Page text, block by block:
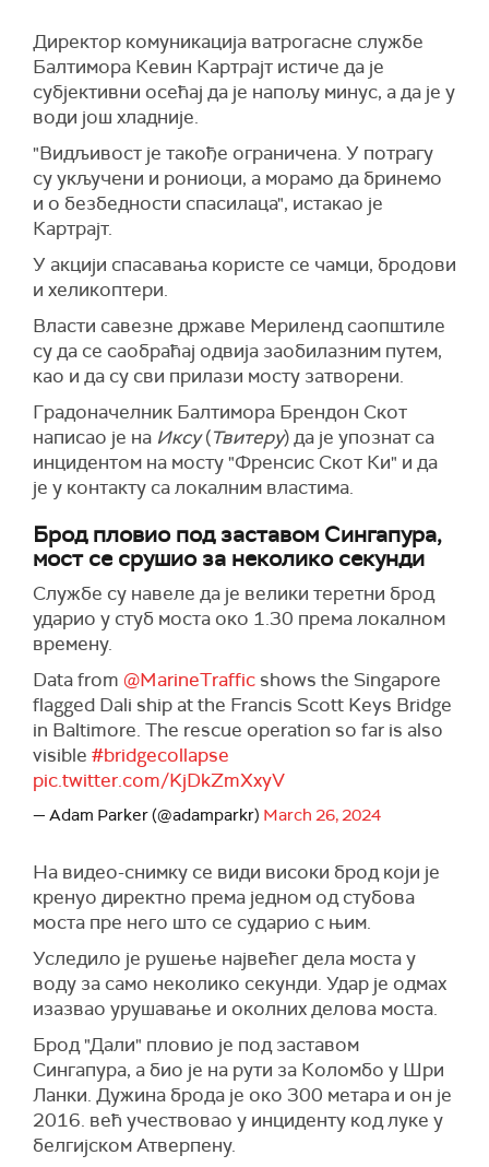
Директор комуникација ватрогасне службе
Балтимора Кевин Картрајт истиче да је
субјективни осећај да је напољу минус, а да је у
води још хладније.
"Видљивост је такође ограничена. У потрагу
су укључени и рониоци, а морамо да бринемо
и о безбедности спасилаца", истакао је
Картрајт.
У акцији спасавања користе се чамци, бродови
и хеликоптери.
Власти савезне државе Мериленд саопштиле
су да се саобраћај одвија заобилазним путем,
као и да су сви прилази мосту затворени.
Градоначелник Балтимора Брендон Скот
написао је на Иксу(Твитеру) да је упознат са
инцидентом на мосту "Френсис Скот Ки" и да
је у контакту са локалним властима.
Брод пловио под заставом Сингапура,
мост се срушио за неколико секунди
Службе су навеле да је велики теретни брод
ударио у стуб моста око 1.30 према локалном
времену.
Data from @MarineTraffic shows the Singapore
flagged Dali ship at the Francis Scott Keys Bridge
in Baltimore. The rescue operation so far is also
visible #bridgecollapse
pic.twitter.com/KjDkZmXxyV
— Adam Parker (@adamparkr) March 26, 2024
На видео-снимку се види високи брод који је
кренуо директно према једном од стубова
моста пре него што се сударио с њим.
Уследило је рушење највећег дела моста у
воду за само неколико секунди. Удар је одмах
изазвао урушавање и околних делова моста.
Брод "Дали" пловио је под заставом
Сингапура, а био је на рути за Коломбо у Шри
Ланки. Дужина брода је око 300 метара и он је
2016. већ учествовао у инциденту код луке у
белгијском Атверпену.